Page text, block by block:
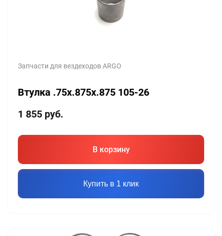
Запчасти для вездеходов ARGO
Втулка .75x.875x.875 105-26
1 855 руб.
В корзину
Купить в 1 клик